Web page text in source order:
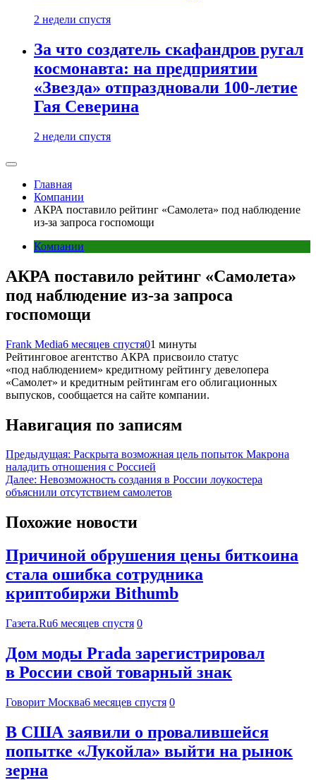
2 недели спустя
За что создатель скафандров ругал
космонавта: на предприятии
«Звезда» отпраздновали 100-летие
Гая Северина
2 недели спустя
Главная
Компании
АКРА поставило рейтинг «Самолета» под наблюдение
из-за запроса госпомощи
Компании
АКРА поставило рейтинг «Самолета»
под наблюдение из-за запроса
госпомощи
Frank Media6 месяцев спустя01 минуты
Рейтинговое агентство АКРА присвоило статус
«под наблюдением» кредитному рейтингу девелопера
«Самолет» и кредитным рейтингам его облигационных
выпусков, сообщается на сайте компании.
Навигация по записям
Предыдущая: Раскрыта возможная цель попыток Макрона
наладить отношения с Россией
Далее: Невозможность создания в России лоукостера
объяснили отсутствием самолетов
Похожие новости
Причиной обрушения цены биткоина
стала ошибка сотрудника
криптобиржи Bithumb
Газета.Ru6 месяцев спустя 0
Дом моды Prada зарегистрировал
в России свой товарный знак
Говорит Москва6 месяцев спустя 0
В США заявили о провалившейся
попытке «Лукойла» выйти на рынок
зерна